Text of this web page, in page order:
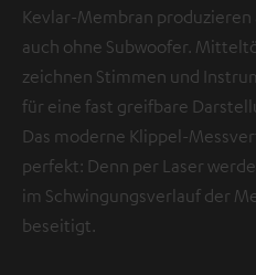
Kevlar-Membran
auch ohne Subwoofer.
zeichnen Stimmen und
für eine fast greifbare
Das moderne Klippel-
perfekt: Denn per Laser
im Schwingungsverlauf der
beseitigt.